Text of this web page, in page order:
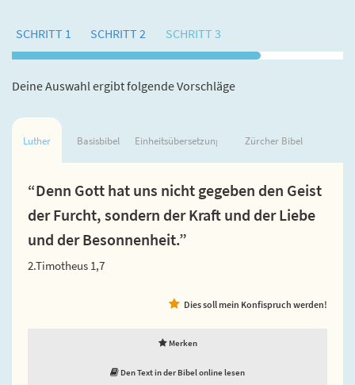
SCHRITT 1 SCHRITT 2 SCHRITT 3
Deine Auswahl ergibt folgende Vorschläge
Luther Basisbibel Einheitsübersetzung Zürcher Bibel
“Denn Gott hat uns nicht gegeben den Geist
der Furcht, sondern der Kraft und der Liebe
und der Besonnenheit.”
2.Timotheus 1,7
Dies soll mein Konfispruch werden!
Merken
Den Text in der Bibel online lesen